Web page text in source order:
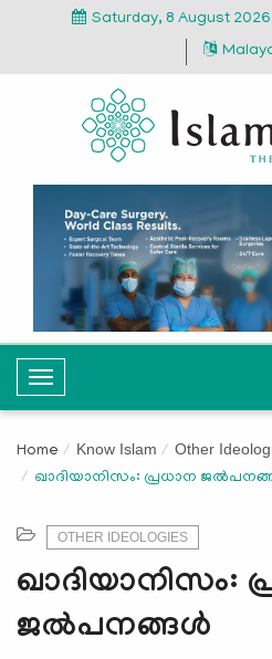
Saturday, 8 August 2026
T
o
g
l
a
v
i
Home Know Islam Other
ഖാദിയാനിസം: പ്രധാന
OTHER IDEOLOGIES
ഖാദിയാനിസം:
ജല്‍പനങ്ങള്‍